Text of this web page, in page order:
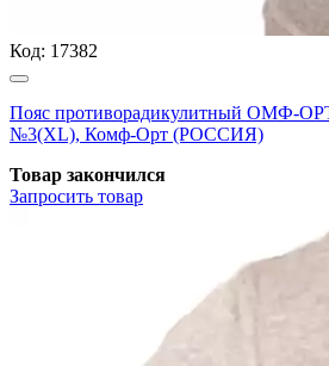
Код: 17382
Пояс противорадикулитный ОМФ-
№3(ХL), Комф-Орт (РОССИЯ)
Товар закончился
Запросить товар